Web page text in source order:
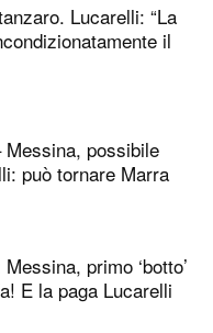
Lucarelli: “La
il
Messina, possibile
può tornare Marra
primo ‘botto’
E la paga Lucarelli